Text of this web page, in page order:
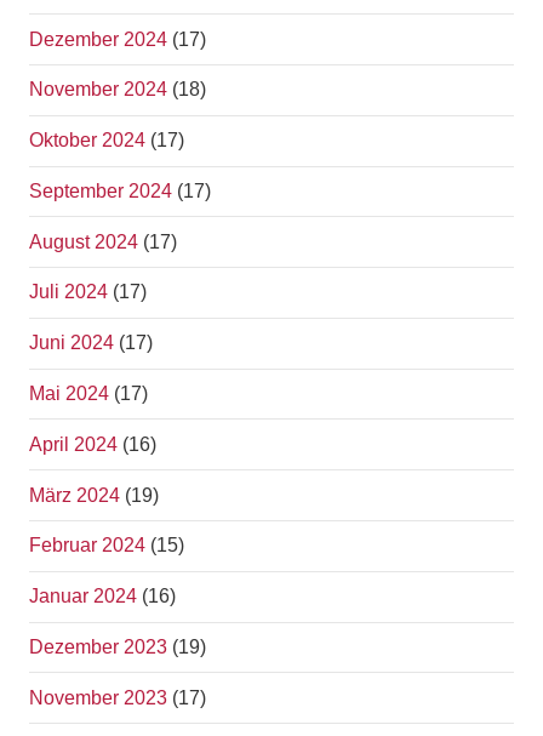
Dezember 2024 (17)
November 2024 (18)
Oktober 2024 (17)
September 2024 (17)
August 2024 (17)
Juli 2024 (17)
Juni 2024 (17)
Mai 2024 (17)
April 2024 (16)
März 2024 (19)
Februar 2024 (15)
Januar 2024 (16)
Dezember 2023 (19)
November 2023 (17)